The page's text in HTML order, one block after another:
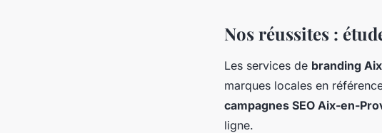
Nos réussites :
Les services de branding Aix
marques locales en
campagnes SEO Aix-en-
ligne.